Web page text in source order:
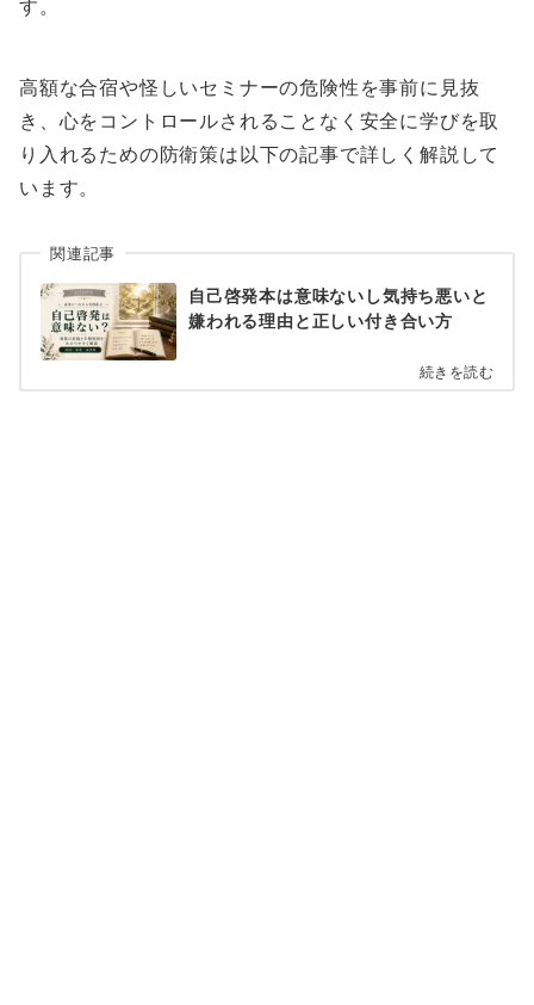
す。
高額な合宿や怪しいセミナーの危険性を事前に見抜
き、心をコントロールされることなく安全に学びを取
り入れるための防衛策は以下の記事で詳しく解説して
います。
関連記事
自己啓発本は意味ないし気持ち悪いと
嫌われる理由と正しい付き合い方
続きを読む